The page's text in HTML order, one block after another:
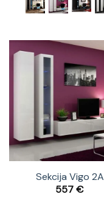
Sekcija Vigo 2A
557€